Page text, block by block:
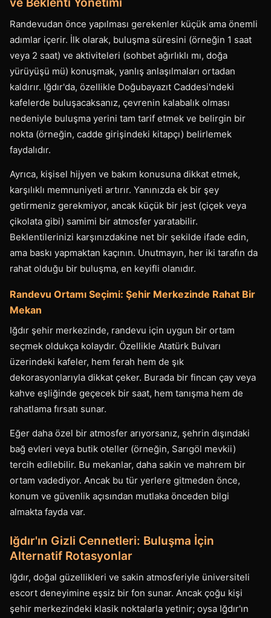
Randevudan önce yapılması gerekenler küçük ama önemli
adımlar içerir. İlk olarak, buluşma süresini (örneğin 1 saat
veya 2 saat) ve aktiviteleri (sohbet ağırlıklı mı, doğa
yürüyüşü mü) konuşmak, yanlış anlaşılmaları ortadan
kaldırır. Iğdır'da, özellikle Doğubayazıt Caddesi'ndeki
kafelerde buluşacaksanız, çevrenin kalabalık olması
nedeniyle buluşma yerini tam tarif etmek ve belirgin bir
nokta (örneğin, cadde girişindeki kitapçı) belirlemek
faydalıdır.
Ayrıca, kişisel hijyen ve bakım konusuna dikkat etmek,
karşılıklı memnuniyeti artırır. Yanınızda ek bir şey
getirmeniz gerekmiyor, ancak küçük bir jest (çiçek veya
çikolata gibi) samimi bir atmosfer yaratabilir.
Beklentilerinizi karşınızdakine net bir şekilde ifade edin,
ama baskı yapmaktan kaçının. Unutmayın, her iki tarafın da
rahat olduğu bir buluşma, en keyifli olanıdır.
Randevu Ortamı Seçimi: Şehir Merkezinde Rahat Bir
Mekan
Iğdır şehir merkezinde, randevu için uygun bir ortam
seçmek oldukça kolaydır. Özellikle Atatürk Bulvarı
üzerindeki kafeler, hem ferah hem de şık
dekorasyonlarıyla dikkat çeker. Burada bir fincan çay veya
kahve eşliğinde geçecek bir saat, hem tanışma hem de
rahatlama fırsatı sunar.
Eğer daha özel bir atmosfer arıyorsanız, şehrin dışındaki
bağ evleri veya butik oteller (örneğin, Sarıgöl mevkii)
tercih edilebilir. Bu mekanlar, daha sakin ve mahrem bir
ortam vadediyor. Ancak bu tür yerlere gitmeden önce,
konum ve güvenlik açısından mutlaka önceden bilgi
almakta fayda var.
Iğdır'ın Gizli Cennetleri: Buluşma İçin
Alternatif Rotasyonlar
Iğdır, doğal güzellikleri ve sakin atmosferiyle üniversiteli
escort deneyimine eşsiz bir fon sunar. Ancak çoğu kişi
şehir merkezindeki klasik noktalarla yetinir; oysa Iğdır'ın